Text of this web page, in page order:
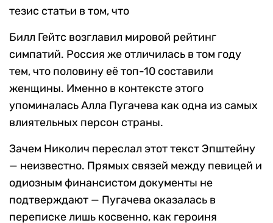
тезис статьи в том, что
Билл Гейтс возглавил мировой рейтинг
симпатий. Россия же отличилась в том году
тем, что половину её топ-10 составили
женщины. Именно в контексте этого
упоминалась Алла Пугачева как одна из самых
влиятельных персон страны.
Зачем Николич переслал этот текст Эпштейну
— неизвестно. Прямых связей между певицей и
одиозным финансистом документы не
подтверждают — Пугачева оказалась в
переписке лишь косвенно, как героиня